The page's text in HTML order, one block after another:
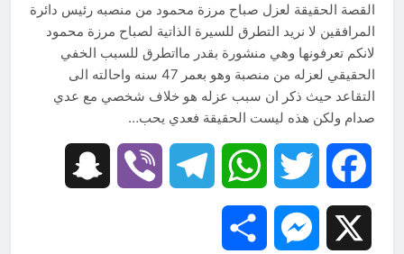
القصة الحقيقة لعزل صباح مرزة محمود من منصبه رئيس دائرة
المرافقين لا نريد التطرق للسيرة الذاتية لصباح مرزة محمود
لانكم تعرفونها وهي منشورة بقدر مااتطرق للسبب الخفي
الحقيقي لعزله من منصبة وهو بعمر 47 سنه واحالته الى
التقاعد حيث ذكر ان سبب عزله هو خلاف شخصي مع عدي
صدام ولكن هذه ليست الحقيقة فعدي يحب…
Facebook
Twitter
WhatsApp
Telegram
Viber
Messenger